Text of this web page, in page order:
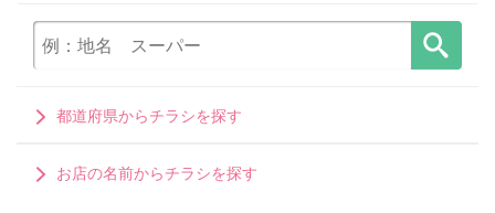
都道府県からチラシを探す
お店の名前からチラシを探す